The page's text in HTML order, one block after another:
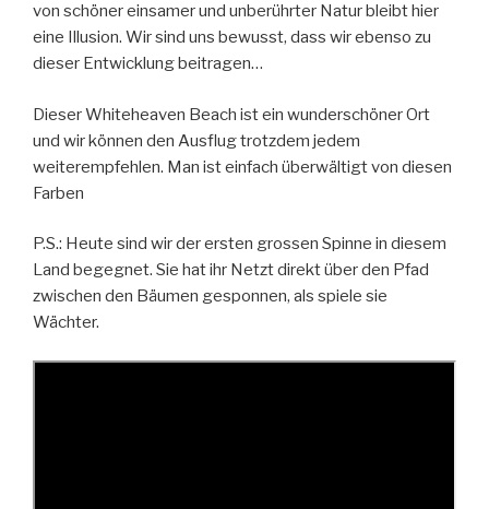
von schöner einsamer und unberührter Natur bleibt hier
eine Illusion. Wir sind uns bewusst, dass wir ebenso zu
dieser Entwicklung beitragen…
Dieser Whiteheaven Beach ist ein wunderschöner Ort
und wir können den Ausflug trotzdem jedem
weiterempfehlen. Man ist einfach überwältigt von diesen
Farben
P.S.: Heute sind wir der ersten grossen Spinne in diesem
Land begegnet. Sie hat ihr Netzt direkt über den Pfad
zwischen den Bäumen gesponnen, als spiele sie
Wächter.